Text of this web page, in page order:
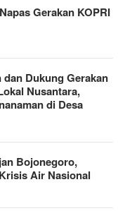
Gerakan KOPRI
Dukung Gerakan
Nusantara,
di Desa
Bojonegoro,
Air Nasional